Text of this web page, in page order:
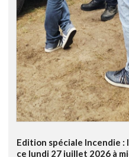
Edition spéciale Incendie
ce lundi 27 juillet 2026 à